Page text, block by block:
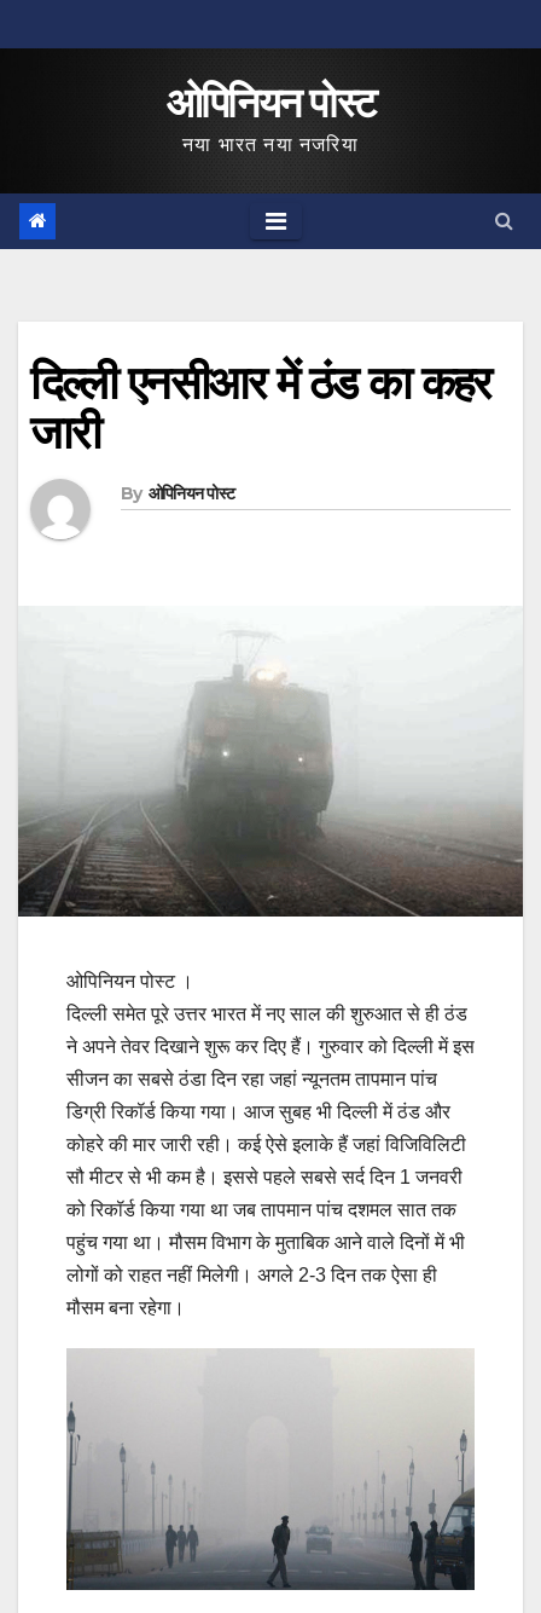
to
ओपिनियन पोस्ट
नया भारत नया नजरिया
दिल्ली एनसीआर में ठंड का कहर
जारी
By ओपिनियन पोस्ट
ओपिनियन पोस्‍ट ।
दिल्ली समेत पूरे उत्तर भारत में नए साल की शुरुआत से ही ठंड
ने अपने तेवर दिखाने शुरू कर दिए हैं। गुरुवार को दिल्ली में इस
सीजन का सबसे ठंडा दिन रहा जहां न्यूनतम तापमान पांच
डिग्री रिकॉर्ड किया गया। आज सुबह भी दिल्ली में ठंड और
कोहरे की मार जारी रही। कई ऐसे इलाके हैं जहां विजिविलिटी
सौ मीटर से भी कम है। इससे पहले सबसे सर्द दिन 1 जनवरी
को रिकॉर्ड किया गया था जब तापमान पांच दशमल सात तक
पहुंच गया था। मौसम विभाग के मुताबिक आने वाले दिनों में भी
लोगों को राहत नहीं मिलेगी। अगले 2-3 दिन तक ऐसा ही
मौसम बना रहेगा।